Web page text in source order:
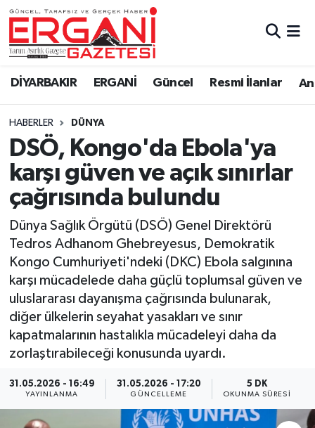
DİYARBAKIR ERGANİ Güncel Resmi İlanlar
HABERLER DÜNYA
DSÖ, Kongo'da Ebola'ya
karşı güven ve açık sınırlar
çağrısında bulundu
Dünya Sağlık Örgütü (DSÖ) Genel Direktörü
Tedros Adhanom Ghebreyesus, Demokratik
Kongo Cumhuriyeti'ndeki (DKC) Ebola salgınına
karşı mücadelede daha güçlü toplumsal güven ve
uluslararası dayanışma çağrısında bulunarak,
diğer ülkelerin seyahat yasakları ve sınır
kapatmalarının hastalıkla mücadeleyi daha da
zorlaştırabileceği konusunda uyardı.
31.05.2026 - 16:49
YAYINLANMA
31.05.2026 - 17:20
GÜNCELLEME
5 DK
OKUNMA SÜRESI
DİYARBAKIR
BİSMİL
BAĞLAR
ERGANİ
Güncel
Eği̇ti̇m
Resmi İlanlar
Sağlık
Si̇yaset
Spor
Yaşam
Bi̇li̇m & Teknoloji̇
Ergani Nöbetçi Eczaneler
Ergani Hava Durumu
Ergani Trafik Yoğunluk Haritası
Süper Lig Puan Durumu ve Fikstür
Tüm Manşetler
Son Dakika Haberleri
Haber Arşivi